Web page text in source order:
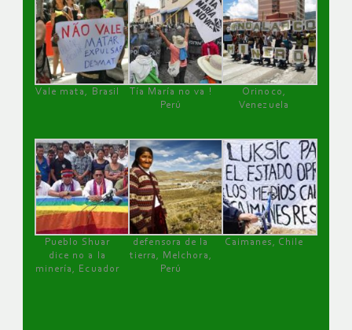
Vale mata, Brasil
Tía María no va !
Perú
Orinoco,
Venezuela
Pueblo Shuar
dice no a la
minería, Ecuador
defensora de la
tierra, Melchora,
Perú
Caimanes, Chile